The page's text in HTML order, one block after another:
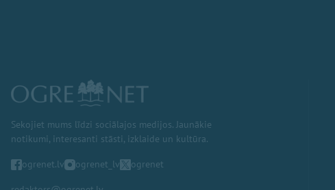
Sekojiet mums līdzi sociālajos medijos. Jaunākie
notikumi, interesanti stāsti, izklaide un kultūra.
ogrenet.lv ogrenet_lv ogrenet